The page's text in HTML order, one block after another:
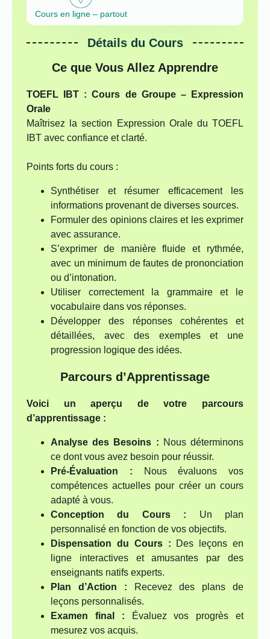
Cours en ligne – partout
Détails du Cours
Ce que Vous Allez Apprendre
TOEFL IBT : Cours de Groupe – Expression
Orale
Maîtrisez la section Expression Orale du TOEFL
IBT avec confiance et clarté.
Points forts du cours :
Synthétiser et résumer efficacement les
informations provenant de diverses sources.
Formuler des opinions claires et les exprimer
avec assurance.
S’exprimer de manière fluide et rythmée,
avec un minimum de fautes de prononciation
ou d’intonation.
Utiliser correctement la grammaire et le
vocabulaire dans vos réponses.
Développer des réponses cohérentes et
détaillées, avec des exemples et une
progression logique des idées.
Parcours d’Apprentissage
Voici un aperçu de votre parcours
d’apprentissage :
Analyse des Besoins : Nous déterminons
ce dont vous avez besoin pour réussir.
Pré-Évaluation : Nous évaluons vos
compétences actuelles pour créer un cours
adapté à vous.
Conception du Cours : Un plan
personnalisé en fonction de vos objectifs.
Dispensation du Cours : Des leçons en
ligne interactives et amusantes par des
enseignants natifs experts.
Plan d’Action : Recevez des plans de
leçons personnalisés.
Examen final : Évaluez vos progrès et
mesurez vos acquis.